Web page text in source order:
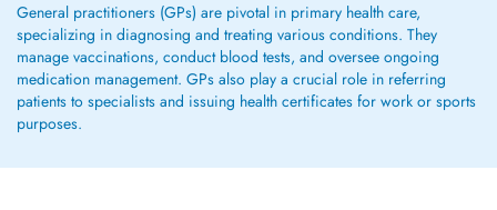
General practitioners (GPs) are pivotal in primary health care,
specializing in diagnosing and treating various conditions. They
manage vaccinations, conduct blood tests, and oversee ongoing
medication management. GPs also play a crucial role in referring
patients to specialists and issuing health certificates for work or sports
purposes.